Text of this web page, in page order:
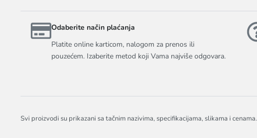
Odaberite način plaćanja
Platite online karticom, nalogom za prenos ili
pouzećem. Izaberite metod koji Vama najviše odgovara.
Svi proizvodi su prikazani sa tačnim nazivima, specifikacijama, slikama i cenama.